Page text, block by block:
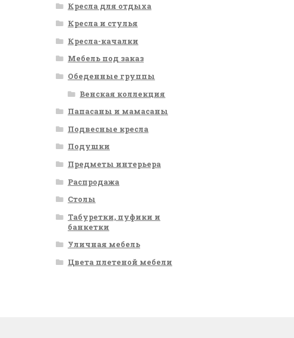
Кресла для отдыха
Кресла и стулья
Кресла-качалки
Мебель под заказ
Обеденные группы
Венская коллекция
Папасаны и мамасаны
Подвесные кресла
Подушки
Предметы интерьера
Распродажа
Столы
Табуретки, пуфики и
банкетки
Уличная мебель
Цвета плетеной мебели